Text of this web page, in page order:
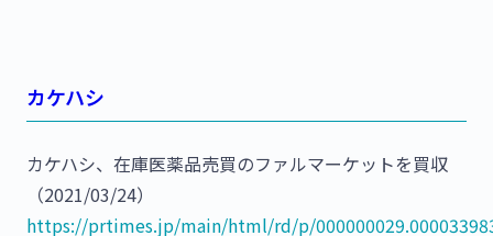
カケハシ
カケハシ、在庫医薬品売買のファルマーケットを買収
（2021/03/24）
https://prtimes.jp/main/html/rd/p/